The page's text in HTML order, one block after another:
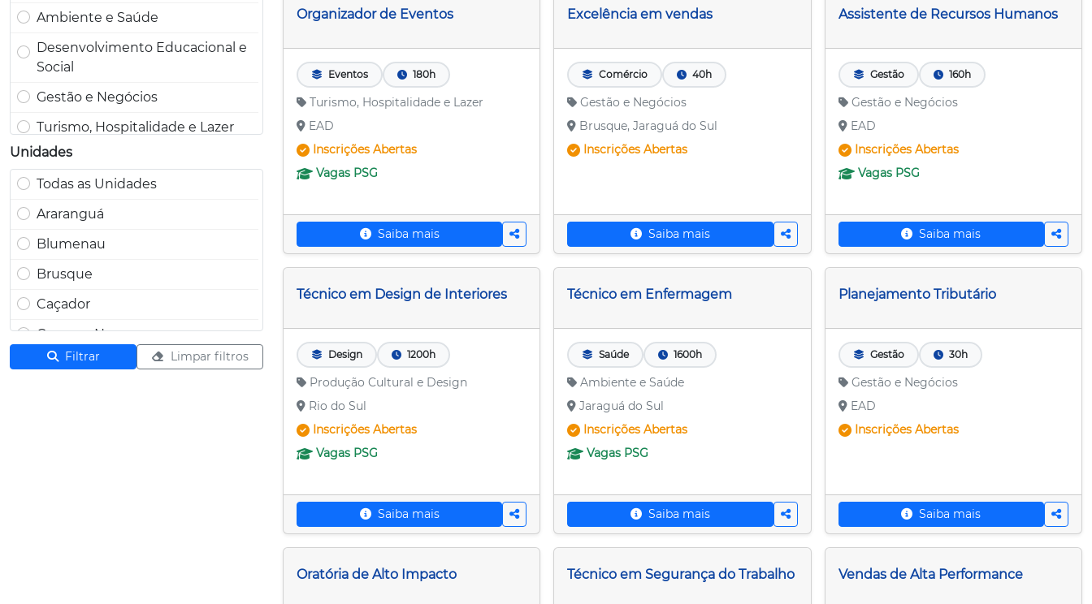
Ambiente e Saúde
Desenvolvimento Educacional e
Social
Gestão e Negócios
Turismo, Hospitalidade e Lazer
Informação e Comunicação
Infraestrutura
Produção Cultural e Design
Recursos Naturais
Produção Alimentícia
Segurança
Unidades
Todas as Unidades
Araranguá
Blumenau
Brusque
Caçador
Campos Novos
Canoinhas
Filtrar Limpar filtros
Organizador de Eventos
Eventos 180h
Turismo, Hospitalidade e Lazer
EAD
Inscrições Abertas
Vagas PSG
Saiba mais
Excelência em vendas
Comércio 40h
Gestão e Negócios
Brusque, Jaraguá do Sul
InscriçõesAbertas
Saiba mais
Assistente de Recursos Humanos
Gestão 160h
Gestão e Negócios
EAD
Inscrições Abertas
Vagas PSG
Saiba mais
Técnico em Design de Interiores
Design 1200h
Produção Cultural e Design
Rio do Sul
Inscrições Abertas
Vagas PSG
Saiba mais
Técnico em Enfermagem
Saúde 1600h
Ambiente e Saúde
Jaraguá do Sul
InscriçõesAbertas
Vagas PSG
Saiba mais
Planejamento Tributário
Gestão 30h
Gestão e Negócios
EAD
Inscrições Abertas
Saiba mais
Oratória de Alto Impacto Técnico em Segurança do Trabalho Vendas de Alta Performance